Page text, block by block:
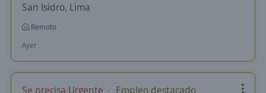
San Isidro, Lima
Remoto
Ayer
Se precisa Urgente Empleo destacado